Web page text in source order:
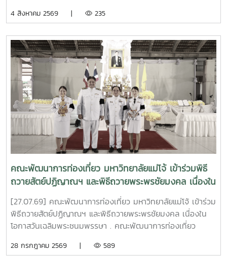
โดย ดร.วุฒิพงษ์ ฉั่วตระกูล และคณะนักวิจัย 2. ประเภทนวัตกร
วิสาหกิจกลุ่มเกษตรกรเพื่อการเกษตรอย่างยั่งยืนบ้านหนองแฝก
3. ประเภทนวัตกรชุมชน รางวัล "ประกาศเกียรติคุณ" โดย คุณ
เฉลิมชัย จันทร์ชา ประธานวิสาหกิจชุมชนเกษตรกรรมพื้นบ้าน
ตำบลสำราญราษฎร์ 4. ประเภทนวัตกรรมเทคโนโลยีที่เหมาะสม
รางวัล "ประกาศเกียรติคุณ" โดย คณะนักวิจัยและนวัตกรชุมชน .
ความสำเร็จครั้งนี้ไม่ได้สะท้อนเพียงคุณภาพของงานวิจัย แต่ยัง
แสดงให้เห็นถึงผลสัมฤทธิ์ของการถ่ายทอดองค์ความรู้ ผ่าน
กระบวนการเรียนรู้ที่เหมาะสม (Appropriate Learning
Process) จากมหาวิทยาลัยสู่ชุมชน เพื่อประยุกต์ใช้ชุดอุปกรณ์
นวัตกรรม และเทคโนโลยีที่เหมาะสม (Appropriate
Technology) ซึ่งสอคล้องกับความต้องการ ช่วยแก้ไขปัญหา
(Pain Point) เหมาะสมกับบริบทพื้นที่ของ 150 ครัวเรือนในตำบล
หนองแฝก อำเภอสารภี และตำบลสำราญราษฎร์ อำเภอ
ดอยสะเก็ด จังหวัดเชียงใหม่ . โครงการสามารถสร้างผลลัพธ์รูป
ธรรมเชิงประจักษ์ ครอบคลุมการเพิ่มขึ้นของรายได้ครัวเรือนสุทธิ
การยกระดับมูลค่าเศรษฐกิจชุมชนฐานราก และการพัฒนา "นวัต
และขยายผลการทำงานสู่ครัวเรือนและชุมชนในพื้นที่ใกล้เคียงอื่น
อำนวยการบัณฑิตวิทยาลัย มหาวิทยาลัยราชภัฏภูเก็ต เป็น
#TDSMJU #TD #TourismDevelopment #มหาวิทยาลัยแม่โจ้
#คณะพัฒนาการท่องเที่ยว #ท่องเที่ยวแม่โจ้
4 สิงหาคม 2569 | 235
คณะพัฒนาการท่องเที่ยว มหาวิทยาลัยแม่โจ้ เข้าร่วมพิธี
ถวายสัตย์ปฏิญาณฯ และพิธีถวายพระพรชัยมงคล เนื่องใน
โอกาสวันเฉลิมพระชนมพรรษา
[27.07.69] คณะพัฒนาการท่องเที่ยว มหาวิทยาลัยแม่โจ้ เข้าร่วม
พิธีถวายสัตย์ปฏิญาณฯ และพิธีถวายพระพรชัยมงคล เนื่องใน
โอกาสวันเฉลิมพระชนมพรรษา . คณะพัฒนาการท่องเที่ยว
ข้าราชการที่ดีและพลังของแผ่นดิน โดยลงทะเบียนในเวลา 16.00
28 กรกฎาคม 2569 | 589